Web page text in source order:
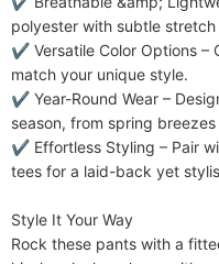
polyester with subtle
✔ ​​Versatile Color Options​​ –
match your unique style.
✔ ​​Year-Round Wear​​ –
season, from spring
✔ ​​Effortless Styling​​ – Pair
tees for a laid-back yet
​​Style It Your Way​​
Rock these pants with a